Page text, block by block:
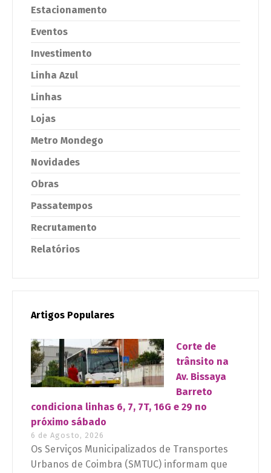
Estacionamento
Eventos
Investimento
Linha Azul
Linhas
Lojas
Metro Mondego
Novidades
Obras
Passatempos
Recrutamento
Relatórios
Artigos Populares
Corte de
trânsito na
Av. Bissaya
Barreto
condiciona linhas 6, 7, 7T, 16G e 29 no
próximo sábado
6 de Agosto, 2026
Os Serviços Municipalizados de Transportes
Urbanos de Coimbra (SMTUC) informam que